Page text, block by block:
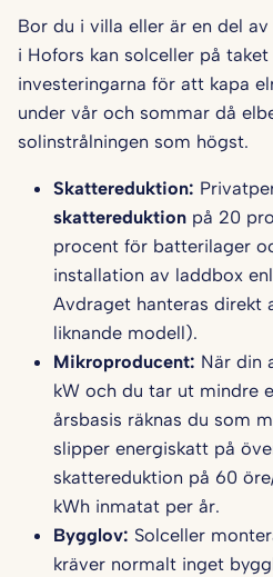
Bor du i villa eller är en del
i Hofors kan solceller på
investeringarna för att kapa
under vår och sommar då
solinstrålningen som högst.
Skattereduktion:
skattereduktion på 20
procent för batterilager
installation av laddbox
Avdraget hanteras
liknande modell).
Mikroproducent: När din
kW och du tar ut mindre
årsbasis räknas du som
slipper energiskatt på
skattereduktion på 60
kWh inmatat per år.
Bygglov: Solceller
kräver normalt inget